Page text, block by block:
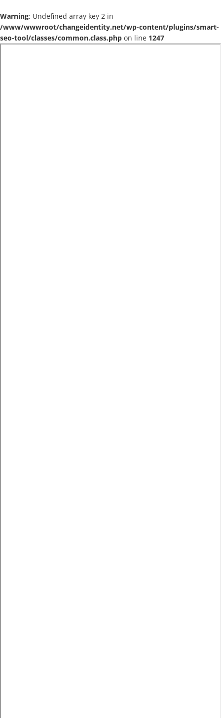
Warning: Undefined array key 2 in
/www/wwwroot/changeidentity.net/wp-content/plugins/smart-
seo-tool/classes/common.class.php on line 1247